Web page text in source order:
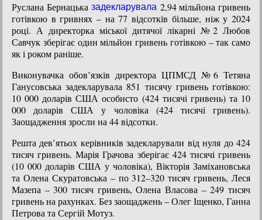
Руслана Бернацьказадекларувала 2,94 мільйона гривень
готівкою в гривнях – на 77 відсотків більше, ніж у 2024
році. А директорка міської дитячої лікарні №2 Любов
Савчук зберігає один мільйон гривень готівкою – так само
як і роком раніше.
Виконувачка обов’язків директора ЦПМСД №6 Тетяна
Ганусовська задекларувала 851 тисячу гривень готівкою:
10 000 доларів США особисто (424 тисячі гривень) та 10
000 доларів США у чоловіка (424 тисячі гривень).
Заощадження зросли на 44 відсотки.
Решта дев’ятьох керівників задекларували від нуля до 424
тисяч гривень. Марія Грачова зберігає 424 тисячі гривень
(10 000 доларів США у чоловіка), Вікторія Заміхановська
та Олена Скуратовська – по 312–320 тисяч гривень, Леся
Мазепа – 300 тисяч гривень, Олена Власова – 249 тисяч
гривень на рахунках. Без заощаджень – Олег Іщенко, Ганна
Петрова та Сергій Мотуз.